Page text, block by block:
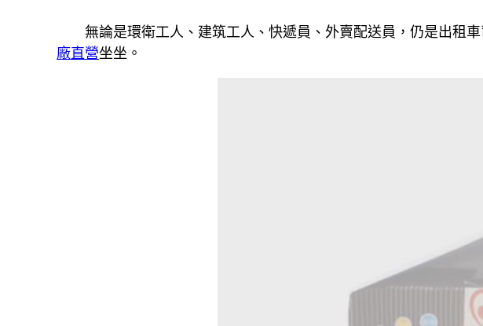
無論是環衛工人、建筑工人、快遞員、外賣配送員，仍是出
廠直營坐坐。